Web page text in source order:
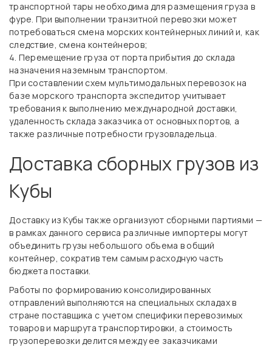
транспортной тары необходима для размещения груза в
фуре. При выполнении транзитной перевозки может
потребоваться смена морских контейнерных линий и, как
следствие, смена контейнеров;
Перемещение груза от порта прибытия до склада
назначения наземным транспортом.
При составлении схем мультимодальных перевозок на
базе морского транспорта экспедитор учитывает
требования к выполнению международной доставки,
удаленность склада заказчика от основных портов, а
также различные потребности грузовладельца.
Доставка сборных грузов из
Кубы
Доставку из Кубы также организуют сборными партиями —
в рамках данного сервиса различные импортеры могут
объединить грузы небольшого объема в общий
контейнер, сократив тем самым расходную часть
бюджета поставки.
Работы по формированию консолидированных
отправлений выполняются на специальных складах в
стране поставщика с учетом специфики перевозимых
товаров и маршрута транспортировки, а стоимость
грузоперевозки делится между ее заказчиками